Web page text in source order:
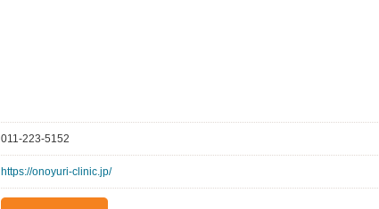
011-223-5152
https://onoyuri-clinic.jp/